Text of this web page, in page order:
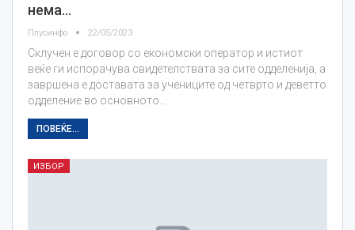
нема…
Плусинфо 22/05/2023
Склучен е договор со економски оператор и истиот
веќе ги испорачува свидетелствата за сите одделенија, а
завршена е доставата за учениците од четврто и деветто
одделение во основното…
ПОВЕЌЕ...
ИЗБОР